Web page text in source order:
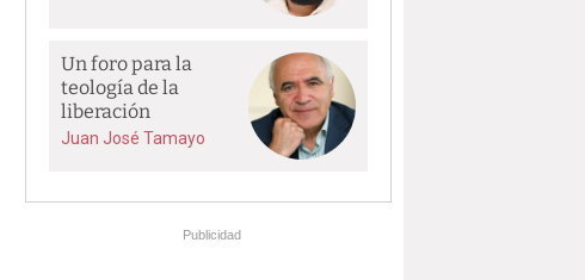
Un foro para la
teología de la
liberación
Juan José Tamayo
Publicidad